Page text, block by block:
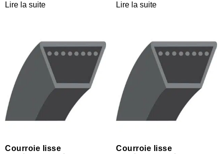
Lire la suite Lire la suite
Courroie lisse
Courroie lisse